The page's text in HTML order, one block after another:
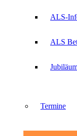
ALS-
ALS
Termine